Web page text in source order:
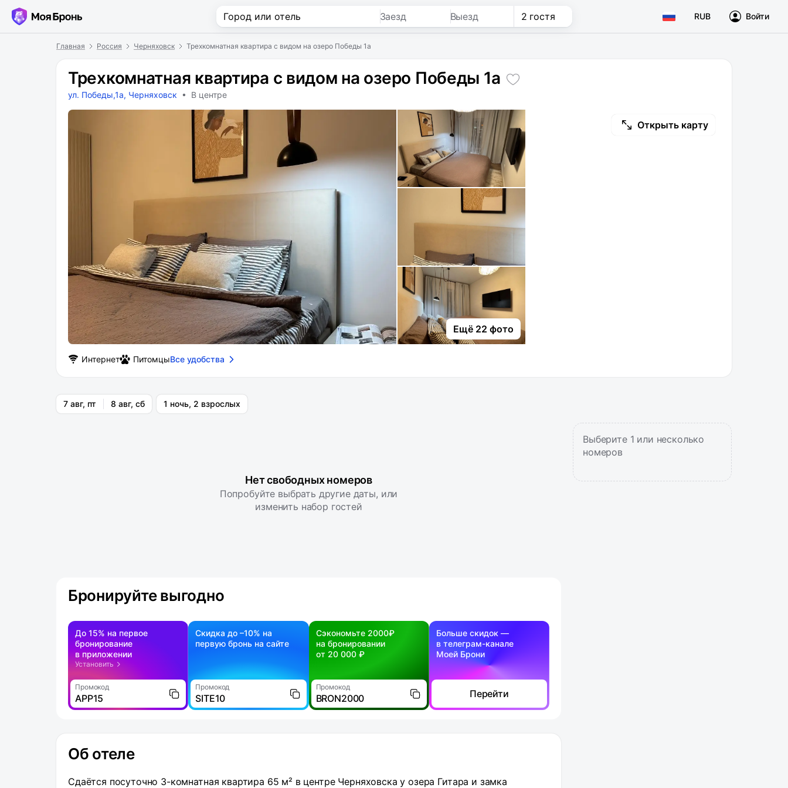
Заезд Выезд 2 гостя RUB Войти
Главная Россия Черняховск Трехкомнатная квартира с видом на озеро Победы 1а
Трехкомнатная квартира с видом на озеро Победы 1а
ул. Победы,1а, Черняховск • В центре
Ещё 22 фото
Открыть карту
Интернет ПитомцыВсе удобства
7 авг, пт 8 авг, сб 1 ночь, 2 взрослых
Нет свободных номеров
Попробуйте выбрать другие даты, или
изменить набор гостей
Бронируйте выгодно
До 15% на первое
бронирование
в приложении
Установить
Промокод
APP15
Скидка до –10% на
первую бронь на сайте
Промокод
SITE10
Сэкономьте 2000₽
на бронировании
от 20 000 ₽
Промокод
BRON2000
Больше скидок —
в телеграм-канале
Моей Брони
Перейти
Об отеле
Сдаётся посуточно 3-комнатная квартира 65 м² в центре Черняховска у озера Гитара и замка
Выберите 1 или несколько
номеров